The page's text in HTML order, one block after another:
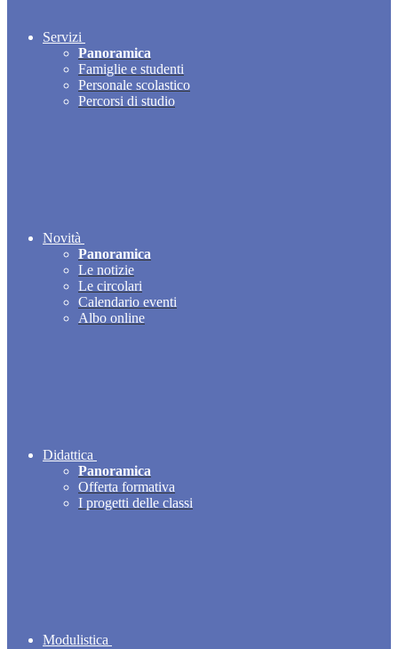
Servizi
Panoramica
Famiglie e studenti
Personale scolastico
Percorsi di studio
Novità
Panoramica
Le notizie
Le circolari
Calendario eventi
Albo online
Didattica
Panoramica
Offerta formativa
I progetti delle classi
Modulistica